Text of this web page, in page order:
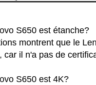
S650 est étanche?
montrent que le
car il n'a pas de
S650 est 4K?